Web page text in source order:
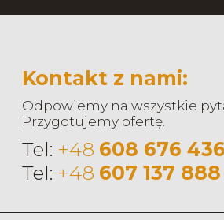
Kontakt z nami:
Odpowiemy na wszystkie
Przygotujemy ofertę.
Tel: +48 608 676 436
Tel: +48 607 137 888